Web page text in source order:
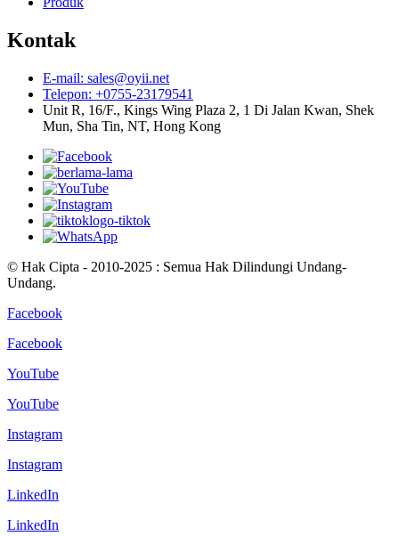
Kontak
E-mail: sales@oyii.net
Telepon: +0755-23179541
Unit R, 16/F., Kings Wing Plaza 2, 1 Di Jalan Kwan, Shek
Mun, Sha Tin, NT, Hong Kong
© Hak Cipta - 2010-2025 : Semua Hak Dilindungi Undang-
Undang.
Facebook
Facebook
YouTube
YouTube
Instagram
Instagram
LinkedIn
LinkedIn